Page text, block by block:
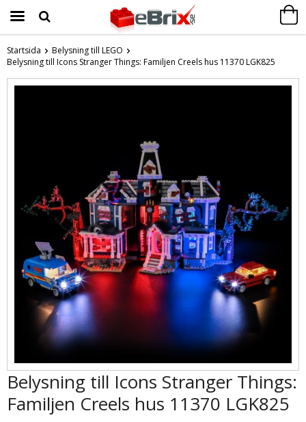
Produkten har blivit tillagd i varukorgen
Startsida
Belysning till LEGO
Belysning till Icons Stranger Things: Familjen Creels hus 11370 LGK825
Belysning till Icons Stranger Things:
Familjen Creels hus 11370 LGK825